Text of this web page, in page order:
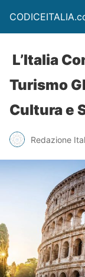
L’Italia
Turismo
Cultura e
Redazione